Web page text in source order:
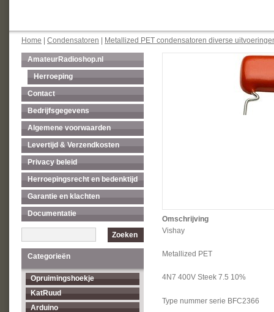
Home Condensatoren Metallized PET condensatoren diverse
AmateurRadioshop.nl
Herroeping
Contact
Bedrijfsgegevens
Algemene voorwaarden
Levertijd & Verzendkosten
Privacy beleid
Herroepingsrecht en bedenktijd
Garantie en klachten
Documentatie
Zoeken
Categorieën
Opruimingshoekje
KatRuud
Arduino
Omschrijving
Vishay
Metallized PET
4N7 400V Steek 7.5 10%
Type nummer serie BFC2366